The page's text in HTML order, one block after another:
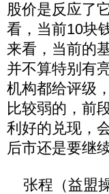
股价是反应了
看，当前10块
来看，当前的
并不算特别有
机构都给评级
比较弱的，前
利好的兑现，
后市还是要继
张程（益盟